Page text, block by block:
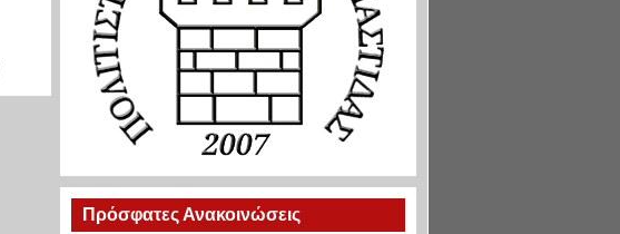
Πρόσφατες Ανακοινώσεις